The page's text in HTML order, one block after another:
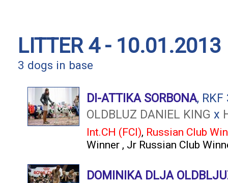
LITTER 4 - 10.01.2013
3 dogs in base
DI-ATTIKA SORBONA,
OLDBLUZ DANIEL KING x
Int.CH (FCI), Russian Club
Winner , Jr Russian Club
DOMINIKA DLJA